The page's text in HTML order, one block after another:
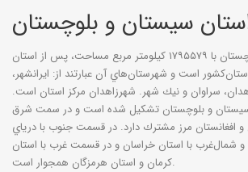
سیستان و بلوچستان
استان‌ سيستان‌ و بلوچستان‌ با ۱۷۹۵۵۷۹ كيلومتر مربع‌ مساحت‌، پس‌ از استان‌
است‌ و شهرستان‌هاي‌ آن‌ عبارتند از: ايرانشهر،
سراوان‌ و نيك‌ شهر. شهرزاهدان‌ مركز استان‌ است‌.
سيستان‌ و بلوچستان‌ تشكيل‌ شده‌ است‌ و در سمت‌ شرق‌
و افغانستان‌ مرز مشترك‌ دارد. در قسمت‌ جنوب‌ با درياي‌
شمال‌غرب‌ با استان‌ خراسان‌ و در قسمت‌ غرب‌ با استان‌
كرمان‌ و استان‌ هرمزگان‌ همجوار است‌.